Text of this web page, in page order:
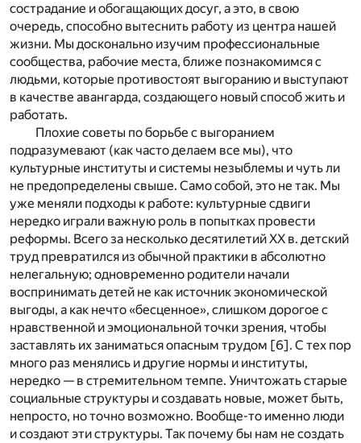
сострадание и обогащающих досуг, а это, в свою
очередь, способно вытеснить работу из центра нашей
жизни. Мы досконально изучим профессиональные
сообщества, рабочие места, ближе познакомимся с
людьми, которые противостоят выгоранию и выступают
в качестве авангарда, создающего новый способ жить и
работать.
Плохие советы по борьбе с выгоранием
подразумевают (как часто делаем все мы), что
культурные институты и системы незыблемы и чуть ли
не предопределены свыше. Само собой, это не так. Мы
уже меняли подходы к работе: культурные сдвиги
нередко играли важную роль в попытках провести
реформы. Всего за несколько десятилетий XX в. детский
труд превратился из обычной практики в абсолютно
нелегальную; одновременно родители начали
воспринимать детей не как источник экономической
выгоды, а как нечто «бесценное», слишком дорогое с
нравственной и эмоциональной точки зрения, чтобы
заставлять их заниматься опасным трудом [6] . С тех пор
много раз менялись и другие нормы и институты,
нередко — в стремительном темпе. Уничтожать старые
социальные структуры и создавать новые, может быть,
непросто, но точно возможно. Вообще-то именно люди
и создают эти структуры. Так почему бы нам не создать